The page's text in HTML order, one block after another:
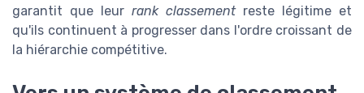
garantit que leur rank classementreste légitime et
qu'ils continuent à progresser dans l'ordre croissant de
la hiérarchie compétitive.